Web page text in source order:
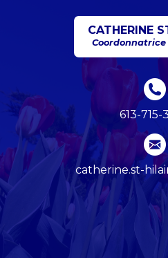
CATHERINE
Coordonnatrice
613-715-
catherine.st-